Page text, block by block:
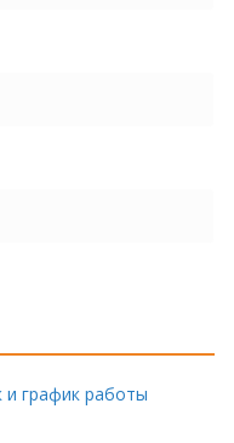
и график работы